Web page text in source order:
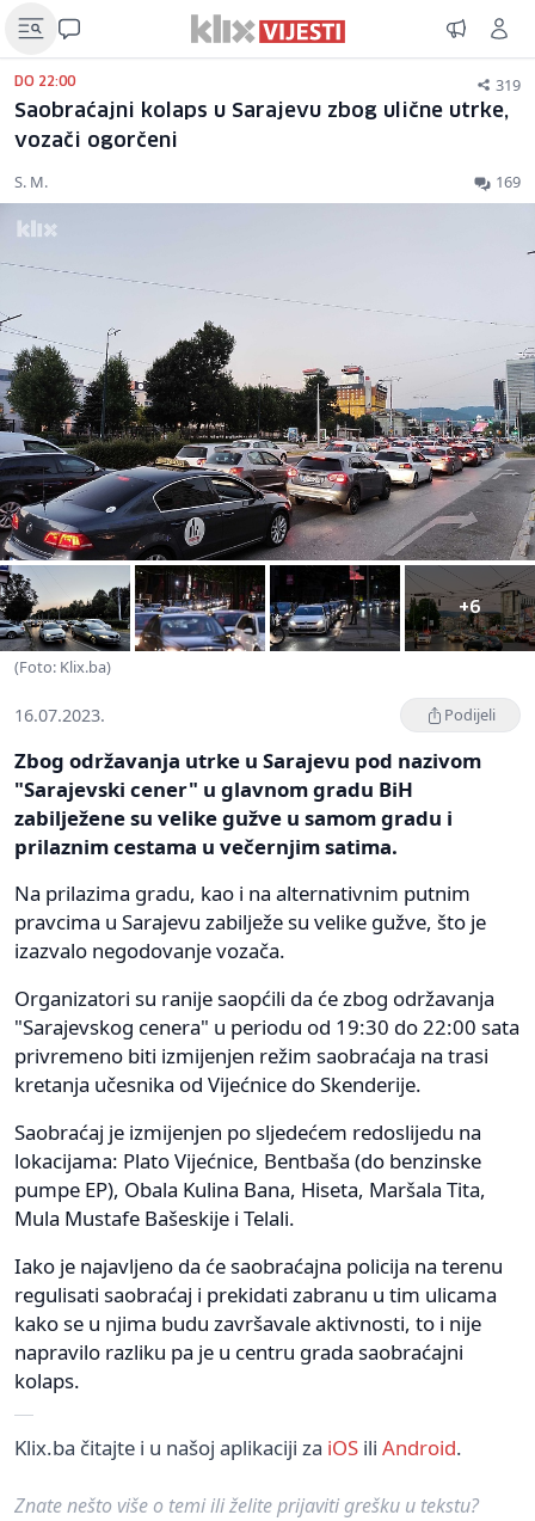
DO 22:00 319
Saobraćajni kolaps u Sarajevu zbog ulične utrke,
vozači ogorčeni
S. M. 169
+6
(Foto: Klix.ba)
16.07.2023. Podijeli
Zbog održavanja utrke u Sarajevu pod nazivom
"Sarajevski cener" u glavnom gradu BiH
zabilježene su velike gužve u samom gradu i
prilaznim cestama u večernjim satima.
Na prilazima gradu, kao i na alternativnim putnim
pravcima u Sarajevu zabilježe su velike gužve, što je
izazvalo negodovanje vozača.
Organizatori su ranije saopćili da će zbog održavanja
"Sarajevskog cenera" u periodu od 19:30 do 22:00 sata
privremeno biti izmijenjen režim saobraćaja na trasi
kretanja učesnika od Vijećnice do Skenderije.
Saobraćaj je izmijenjen po sljedećem redoslijedu na
lokacijama: Plato Vijećnice, Bentbaša (do benzinske
pumpe EP), Obala Kulina Bana, Hiseta, Maršala Tita,
Mula Mustafe Bašeskije i Telali.
Iako je najavljeno da će saobraćajna policija na terenu
regulisati saobraćaj i prekidati zabranu u tim ulicama
kako se u njima budu završavale aktivnosti, to i nije
napravilo razliku pa je u centru grada saobraćajni
kolaps.
Klix.ba čitajte i u našoj aplikaciji za iOS ili Android.
Znate nešto više o temi ili želite prijaviti grešku u tekstu?